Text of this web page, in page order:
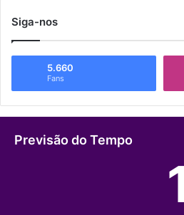
Siga-nos
5.660
Fans
Previsão do Tempo